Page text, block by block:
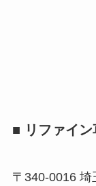
■ リファイン
〒340-0016 埼